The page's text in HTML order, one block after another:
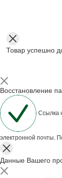
Товар успешно
Восстановление
Ссылка
электронной почты.
Данные Вашего